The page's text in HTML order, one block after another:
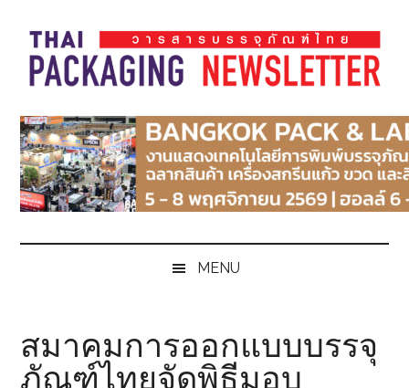
main
content
secondary
menu
primary
sidebar
footer
Thai
Pack
Magazine
Pack
Magazine
MENU
สมาคมการออกแบบบรรจุ
ภัณฑ์ไทยจัดพิธีมอบ